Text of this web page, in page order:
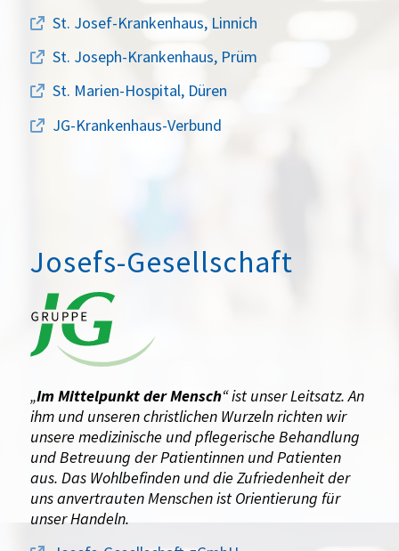
St. Josef-Krankenhaus, Linnich
St. Joseph-Krankenhaus, Prüm
St. Marien-Hospital, Düren
JG-Krankenhaus-Verbund
Josefs-Gesellschaft
„Im Mittelpunkt der Mensch“ ist unser Leitsatz. An
ihm und unseren christlichen Wurzeln richten wir
unsere medizinische und pflegerische Behandlung
und Betreuung der Patientinnen und Patienten
aus. Das Wohlbefinden und die Zufriedenheit der
uns anvertrauten Menschen ist Orientierung für
unser Handeln.